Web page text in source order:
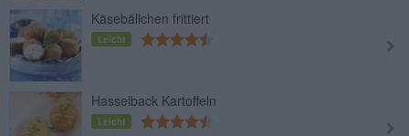
Käsebällchen frittiert
Leicht
Hasselback Kartoffeln
Leicht